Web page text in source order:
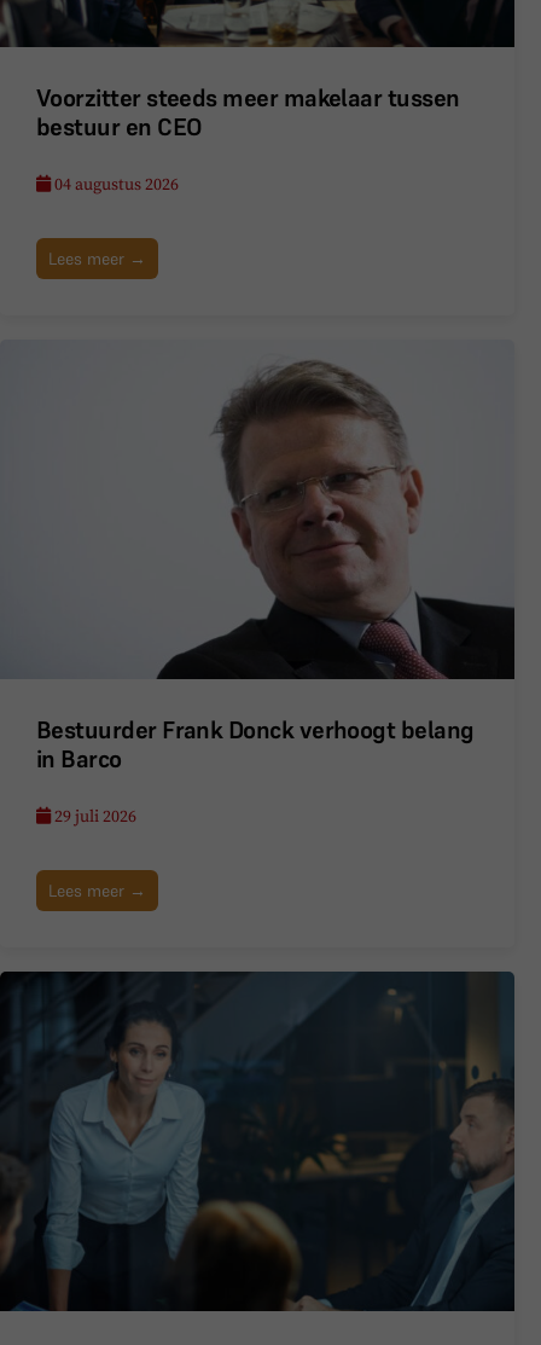
Voorzitter steeds meer makelaar tussen
bestuur en CEO
04 augustus 2026
Lees meer →
Bestuurder Frank Donck verhoogt belang
in Barco
29 juli 2026
Lees meer →